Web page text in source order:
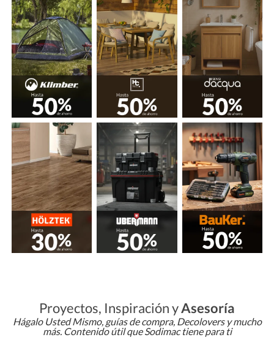
Proyectos, Inspiración yAsesoría
Hágalo Usted Mismo, guías de compra, Decolovers y mucho
más. Contenido útil que Sodimac tiene para ti